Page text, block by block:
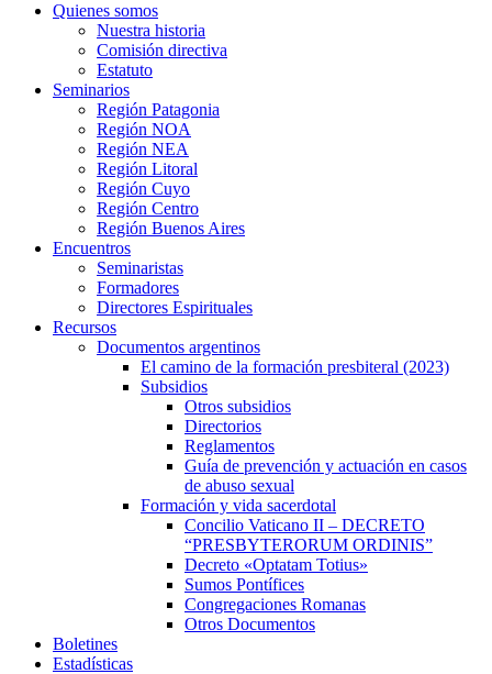
Quienes somos
Nuestra historia
Comisión directiva
Estatuto
Seminarios
Región Patagonia
Región NOA
Región NEA
Región Litoral
Región Cuyo
Región Centro
Región Buenos Aires
Encuentros
Seminaristas
Formadores
Directores Espirituales
Recursos
Documentos argentinos
El camino de la formación presbiteral (2023)
Subsidios
Otros subsidios
Directorios
Reglamentos
Guía de prevención y actuación en casos
de abuso sexual
Formación y vida sacerdotal
Concilio Vaticano II – DECRETO
“PRESBYTERORUM ORDINIS”
Decreto «Optatam Totius»
Sumos Pontífices
Congregaciones Romanas
Otros Documentos
Boletines
Estadísticas